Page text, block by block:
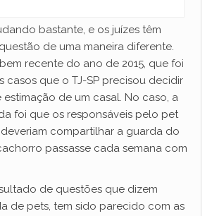
bastante, e os juízes têm
de uma maneira diferente.
recente do ano de 2015, que foi
casos que o TJ-SP precisou decidir
de um casal. No caso, a
foi que os responsáveis pelo pet
compartilhar a guarda do
passasse cada semana com
de questões que dizem
de pets, tem sido parecido com as